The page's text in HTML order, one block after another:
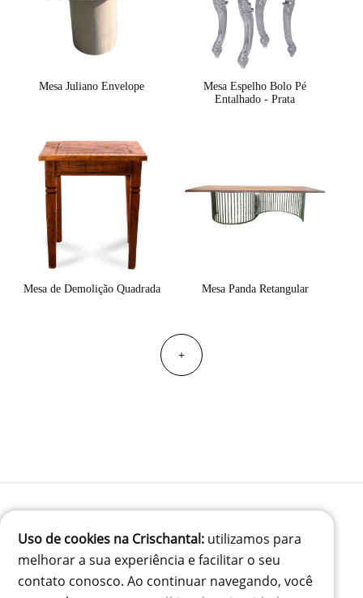
Mesa Juliano Envelope
Mesa Espelho Bolo Pé
Entalhado - Prata
Mesa de Demolição Quadrada Mesa Panda Retangular
+
(41) 99834-3707
contato@crischantal.com.br
Rua Durval jungles 240 - Pinheirinho, Curitiba-PR
Uso de cookies na Crischantal: utilizamos para
melhorar a sua experiência e facilitar o seu
contato conosco. Ao continuar navegando, você